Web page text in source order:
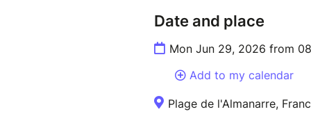
Date and place
Mon Jun 29, 2026 from
Add to my calendar
Plage de l'Almanarre,